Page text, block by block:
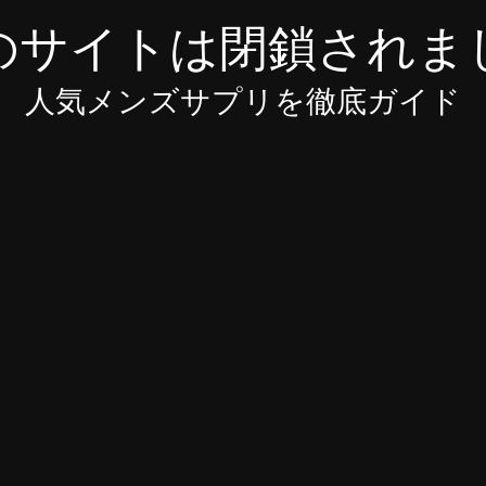
サイトは閉鎖されま
人気メンズサプリを徹底ガイド